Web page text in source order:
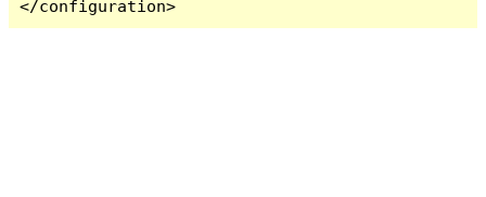
</configuration>